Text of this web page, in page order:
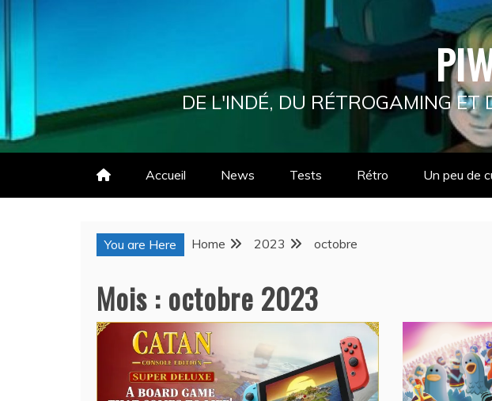
DE L'INDÉ, DU RÉTROGAMING
Accueil News Tests Rétro Un peu de
You are Here Home 2023 octobre
Mois : octobre 2023